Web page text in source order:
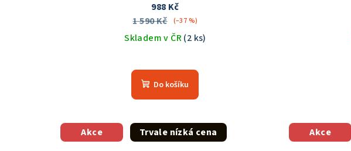
988 Kč
1 590 Kč
(–37 %)
Skladem v ČR(2 ks)
hodnocení
produktu
je
z
5
Do košíku
Akce Trvale nízká cena Akce